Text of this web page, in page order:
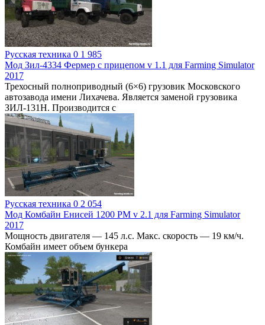
Русская техника 0 1 985
Мод Зил-4334 Фермер с прицепом v 1.1 для Farming Simulator
2017
Трехосный полноприводный (6×6) грузовик Московского
автозавода имени Лихачева. Является заменой грузовика
ЗИЛ-131Н. Производится с
Русская техника 0 2 054
Мод Комбайн Енисей 1200 РМ v 2.1 для Farming Simulator
2017
Мощность двигателя — 145 л.с. Макс. скорость — 19 км/ч.
Комбайн имеет объем бункера